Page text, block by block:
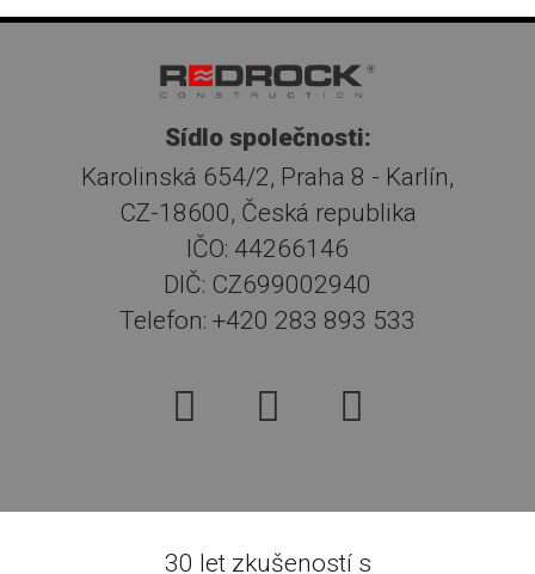
Sídlo společnosti:
Karolinská 654/2, Praha 8 - Karlín,
CZ-18600, Česká republika
IČO: 44266146
DIČ: CZ699002940
Telefon: +420 283 893 533
30 let zkušeností s